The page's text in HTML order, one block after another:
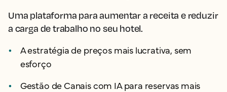
Uma plataforma para aumentar a receita e reduzir
a carga de trabalho no seu hotel.
A estratégia de preços mais lucrativa, sem
esforço
Gestão de Canais com IA para reservas mais